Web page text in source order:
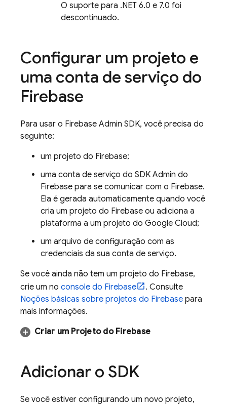
O suporte para .NET 6.0 e 7.0 foi
descontinuado.
Configurar um projeto e
uma conta de serviço do
Firebase
Para usar o Firebase Admin SDK, você precisa do
seguinte:
um projeto do Firebase;
uma conta de serviço do SDK Admin do
Firebase para se comunicar com o Firebase.
Ela é gerada automaticamente quando você
cria um projeto do Firebase ou adiciona a
plataforma a um projeto do Google Cloud;
um arquivo de configuração com as
credenciais da sua conta de serviço.
Se você ainda não tem um projeto do Firebase,
crie um no console do Firebase
. Consulte
Noções básicas sobre projetos do Firebase para
mais informações.
Criar um Projeto do Firebase
Adicionar o SDK
Se você estiver configurando um novo projeto,